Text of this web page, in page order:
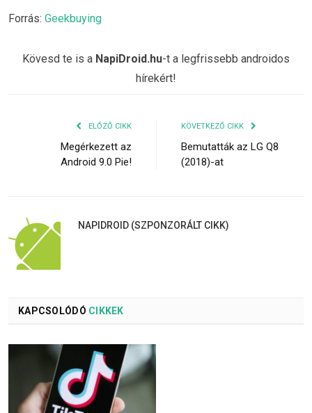
Forrás: Geekbuying
Kövesd te is a NapiDroid.hu-t a legfrissebb androidos
hírekért!
ELŐZŐ CIKK
Megérkezett az
Android 9.0 Pie!
KÖVETKEZŐ CIKK
Bemutatták az LG Q8
(2018)-at
NAPIDROID (SZPONZORÁLT CIKK)
KAPCSOLÓDÓ CIKKEK